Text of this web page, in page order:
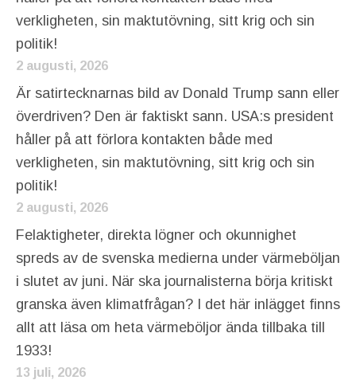
verkligheten, sin maktutövning, sitt krig och sin
politik!
2 augusti, 2026
Är satirtecknarnas bild av Donald Trump sann eller
överdriven? Den är faktiskt sann. USA:s president
håller på att förlora kontakten både med
verkligheten, sin maktutövning, sitt krig och sin
politik!
2 augusti, 2026
Felaktigheter, direkta lögner och okunnighet
spreds av de svenska medierna under värmeböljan
i slutet av juni. När ska journalisterna börja kritiskt
granska även klimatfrågan? I det här inlägget finns
allt att läsa om heta värmeböljor ända tillbaka till
1933!
13 juli, 2026